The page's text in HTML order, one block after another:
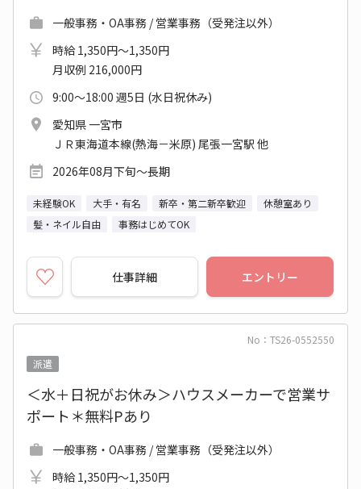
一般事務・OA事務 / 営業事務（受発注以外）
時給 1,350円～1,350円
月収例 216,000円
9:00～18:00 週5日 (水日祝休み)
愛知県 一宮市
ＪＲ東海道本線(熱海－米原) 尾張一宮駅 他
2026年08月下旬～長期
未経験OK 大手・有名 新卒・第二新卒歓迎
休憩室あり
髪・ネイル自由
事務はじめてOK
仕事詳細 エントリー
No：TS26-0552550
派遣
＜水＋日祝がお休み＞ハウスメーカーで営業サ
ポート＊無料Pあり
一般事務・OA事務 / 営業事務（受発注以外）
時給 1,350円～1,350円